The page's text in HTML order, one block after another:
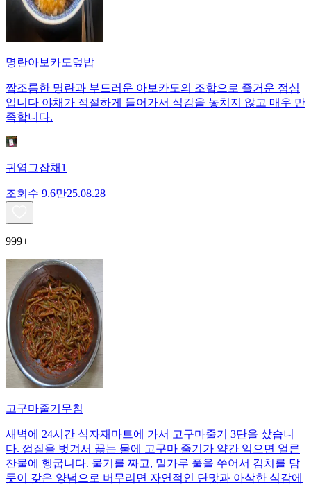
명란아보카도덮밥
짭조름한 명란과 부드러운 아보카도의 조합으로 즐거운 점심
입니다 야채가 적절하게 들어가서 식감을 놓치지 않고 매우 만
족합니다.
귀염그잡채1
조회수 9.6만25.08.28
999+
고구마줄기무침
새벽에 24시간 식자재마트에 가서 고구마줄기 3단을 샀습니
다. 껍질을 벗겨서 끓는 물에 고구마 줄기가 약간 익으면 얼른
찬물에 헹굽니다. 물기를 짜고, 밀가루 풀을 쑤어서 김치를 담
듯이 갖은 양념으로 버무리면 자연적인 단맛과 아삭한 식감에